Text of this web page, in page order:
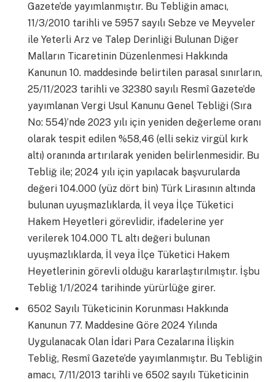
Gazete’de yayımlanmıştır. Bu Tebliğin amacı,
11/3/2010 tarihli ve 5957 sayılı Sebze ve Meyveler
ile Yeterli Arz ve Talep Derinliği Bulunan Diğer
Malların Ticaretinin Düzenlenmesi Hakkında
Kanunun 10. maddesinde belirtilen parasal sınırların,
25/11/2023 tarihli ve 32380 sayılı Resmî Gazete’de
yayımlanan Vergi Usul Kanunu Genel Tebliği (Sıra
No: 554)’nde 2023 yılı için yeniden değerleme oranı
olarak tespit edilen %58,46 (elli sekiz virgül kırk
altı) oranında artırılarak yeniden belirlenmesidir. Bu
Tebliğ ile; 2024 yılı için yapılacak başvurularda
değeri 104.000 (yüz dört bin) Türk Lirasının altında
bulunan uyuşmazlıklarda, İl veya İlçe Tüketici
Hakem Heyetleri görevlidir, ifadelerine yer
verilerek 104.000 TL altı değeri bulunan
uyuşmazlıklarda, İl veya İlçe Tüketici Hakem
Heyetlerinin görevli olduğu kararlaştırılmıştır. İşbu
Tebliğ 1/1/2024 tarihinde yürürlüğe girer.
6502 Sayılı Tüketicinin Korunması Hakkında
Kanunun 77. Maddesine Göre 2024 Yılında
Uygulanacak Olan İdari Para Cezalarına İlişkin
Tebliğ, Resmî Gazete’de yayımlanmıştır. Bu Tebliğin
amacı, 7/11/2013 tarihli ve 6502 sayılı Tüketicinin